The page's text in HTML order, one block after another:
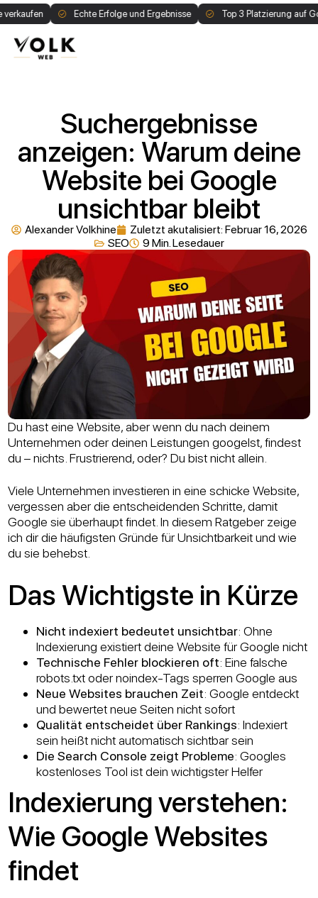
Echte Erfolge und Ergebnisse Top 3 Platzierung auf Google &
Suchergebnisse
anzeigen: Warum deine
Website bei Google
unsichtbar bleibt
Alexander Volkhine Zuletzt akutalisiert: Februar 16, 2026
SEO
9 Min. Lesedauer
Du hast eine Website, aber wenn du nach deinem
Unternehmen oder deinen Leistungen googelst, findest
du – nichts. Frustrierend, oder? Du bist nicht allein.
Viele Unternehmen investieren in eine schicke Website,
vergessen aber die entscheidenden Schritte, damit
Google sie überhaupt findet. In diesem Ratgeber zeige
ich dir die häufigsten Gründe für Unsichtbarkeit und wie
du sie behebst.
Das Wichtigste in Kürze
Nicht indexiert bedeutet unsichtbar: Ohne
Indexierung existiert deine Website für Google nicht
Technische Fehler blockieren oft: Eine falsche
robots.txt oder noindex-Tags sperren Google aus
Neue Websites brauchen Zeit: Google entdeckt
und bewertet neue Seiten nicht sofort
Qualität entscheidet über Rankings: Indexiert
sein heißt nicht automatisch sichtbar sein
Die Search Console zeigt Probleme: Googles
kostenloses Tool ist dein wichtigster Helfer
Indexierung verstehen:
Wie Google Websites
findet